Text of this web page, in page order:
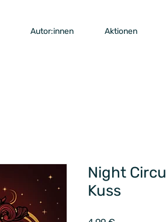
Autor:innen Aktionen
Night
Kuss